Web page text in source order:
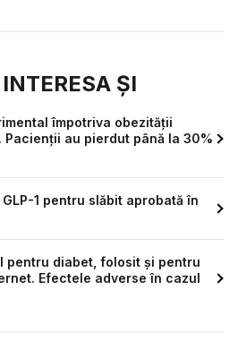
ȘI
împotriva obezității
au pierdut până la 30%
1 pentru slăbit aprobată în
pentru diabet, folosit și pentru
Efectele adverse în cazul